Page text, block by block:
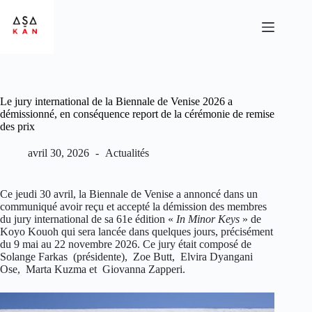
Le jury international de la Biennale de Venise 2026 a
démissionné, en conséquence report de la cérémonie de remise
des prix
avril 30, 2026 Actualités
Ce jeudi 30 avril, la Biennale de Venise a annoncé dans un
communiqué avoir reçu et accepté la démission des membres
du jury international de sa 61e édition « In Minor Keys » de
Koyo Kouoh qui sera lancée dans quelques jours, précisément
du 9 mai au 22 novembre 2026. Ce jury était composé de
Solange Farkas (présidente), Zoe Butt, Elvira Dyangani
Ose, Marta Kuzma et Giovanna Zapperi.